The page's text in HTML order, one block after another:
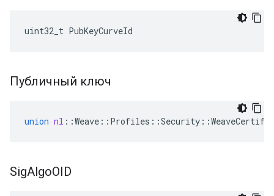
uint32_t PubKeyCurveId
Публичный ключ
union nl ::Weave :: Profiles ::Security ::
SigAlgoOID